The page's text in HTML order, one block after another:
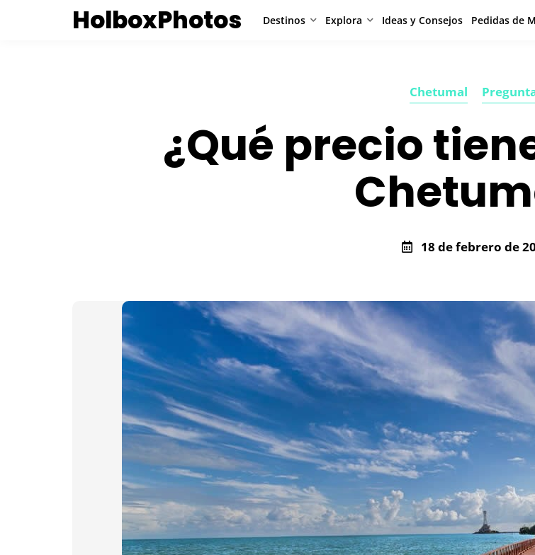
HolboxPhotos Destinos Explora Ideas y Consejos Pedidas de
Chetumal
¿Qué precio
18 de febrero de